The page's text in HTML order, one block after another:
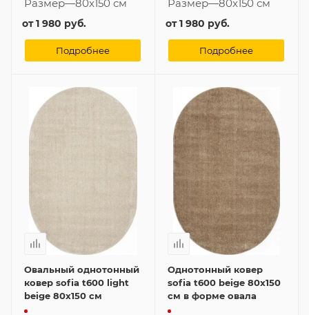
Размер—80x150 см
от1 980 руб.
Подробнее
Размер—80x150 см
от1 980 руб.
Подробнее
Овальный однотонный
ковер sofia t600 light
beige 80x150 см
Однотонный ковер
sofia t600 beige 80x150
см в форме овала